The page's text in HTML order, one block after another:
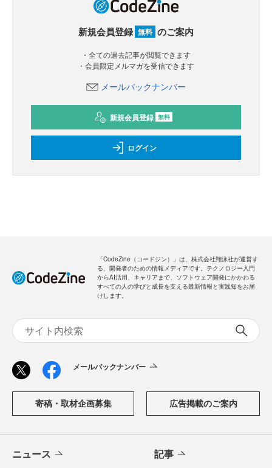
新規会員登録 無料 のご案内
・全ての過去記事が閲覧できます
・会員限定メルマガを受信できます
メールバックナンバー
新規会員登録 無料
ログイン
「CodeZine（コードジン）」は、株式会社翔泳社が運営す
る、開発者のための情報メディアです。テクノロジー入門
からAI活用、キャリアまで、ソフトウェア開発にかかわる
すべての人の学びと成長を支える最新情報と実践知をお届
けします。
メールバックナンバー
寄稿・取材企画募集 広告掲載のご案内
ニュース 記事